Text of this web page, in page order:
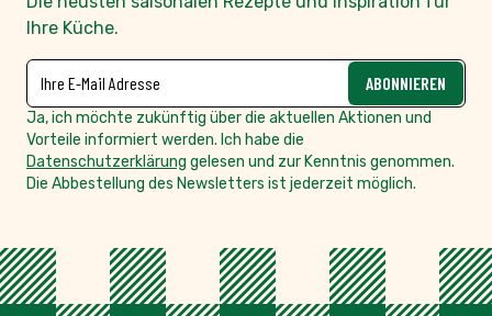
Ihre Küche.
NEWSLETTER E-Mailadresse
ABONNIEREN
Ja, ich möchte zukünftig über die aktuellen Aktionen und
Vorteile informiert werden. Ich habe die
Datenschutzerklärung gelesen und zur Kenntnis genommen.
Die Abbestellung des Newsletters ist jederzeit möglich.